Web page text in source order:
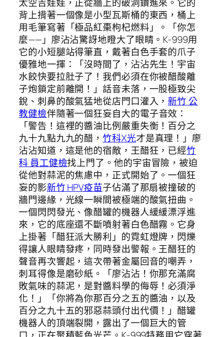
太空吉娃娃，正從牆上的破洞鑽進來。它的
背上揹著一個像是小型瓦斯桶的東西，桶上
用毛筆寫著「極品紅棗枸杞燃料」。「你怎
麼——」廖沾沾驚訝地瞪大了眼睛。K-999用
它的小短腿站得筆直，戴著白色手套的爪子
優雅地一揮：「沒時間了，沾沾先生！宇宙
水餃快要拉肚子了！我們必須在你被醋酸離
子炮鎖定前離開！」話音未落，一股極致尖
銳、刺鼻的酸氣猛地從店門口灌入，新竹 公
教健檢伴隨著一個狂妄自大的電子音效：
「警告！這裡的醬油比例嚴重失衡！百分之
九十九點九九的醋，竹科X光才是真理！」廖
沾沾知道，這是他的宿敵，王醋狂，已經竹
科 員工健檢找上門了。他的宇宙冒險，被迫
從他對蒜泥的焦慮中，正式開始了。一個狂
妄的影新竹 HPV疫苗子佔滿了那扇被撞破的
牆門邊緣，光線一瞬間被極端的酸氣扭曲。
一個閃閃發光、像醋罐的機器人緩緩漂浮進
來，它的底座還不斷噴射著白色醋霧。它身
上掛著「醋狂派大勝利」的霓虹燈牌，閃爍
得讓人眼睛發疼，同時發出警報。王醋狂的
聲音再次響起，這次帶著金屬回音的嘲弄，
刺耳得像是磨砂紙。「廖沾沾！你那充滿腐
敗氣味的蒜泥，是對醬料學的侮辱！必須淨
化！」「你將為你那百分之五的醬油，以及
百分之九十五的邪惡蒜頭付出代價！」醋罐
機器人的頂端裂開，露出了一個巨大的管